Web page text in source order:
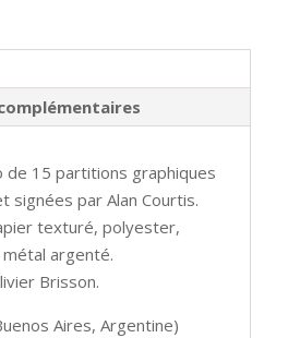
15 partitions graphiques
signées par Alan Courtis.
texturé, polyester,
argenté.
Brisson.
Aires, Argentine)